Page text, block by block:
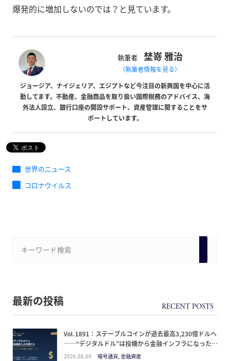
爆発的に増加しないのでは？と見ています。
執筆者 埜嵜 雅治
（執筆者情報を見る）
ジョージア、ナイジェリア、エジプトなど今注目の新興国を中心に活
動してます。不動産、金融商品を取り扱い国際税務のアドバイス、海
外法人設立、銀行口座の開設サポート、資産管理に関することをサ
ポートしています。
世界のニュース
コロナウイルス
最新の投稿
Vol.1891：ステーブルコインが過去最高3,230億ドルへ
──“デジタルドル”は投機から金融インフラになった。
日本人が見るべきは価格ではなく「どの通貨の器か」
2026.08.09 暗号通貨, 金融資産